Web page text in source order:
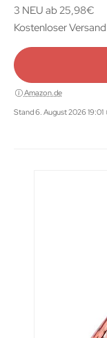
3 NEU ab 25,98€
Kostenloser Versand
Amazon.de
Stand 6. August 2026 19:01